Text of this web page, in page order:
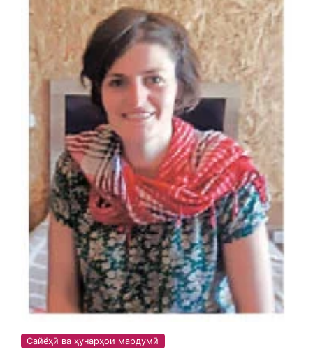
Сайёҳӣ ва ҳунарҳои мардумӣ